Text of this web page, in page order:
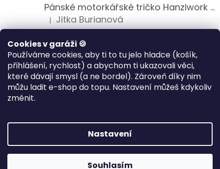
Cookies v garáži 🍪
Používáme cookies, aby ti to tu jelo hladce (košík,
přihlášení, rychlost) a abychom ti ukazovali věci,
které dávají smysl (a ne bordel). Zároveň díky nim
můžu ladit e-shop do topu. Nastavení můžeš kdykoliv
změnit.
Nastavení
Souhlasím
Pánské motorkářské tričko Hanziwork Custom Bobber
Hodnocení produktu je 5 z 5 hvězdiček.
| Jitka Burianová
Splnil očekávání na jedničku
Hodnocení produktu je 5 z 5 hvězdiček.
| Klára Musilová
Jsem velice spokojena, velmi kvalitni zbozi.
Vytvořil Shoptet
Copyright 2026HANZIWORK. Všechna práva vyhrazena.